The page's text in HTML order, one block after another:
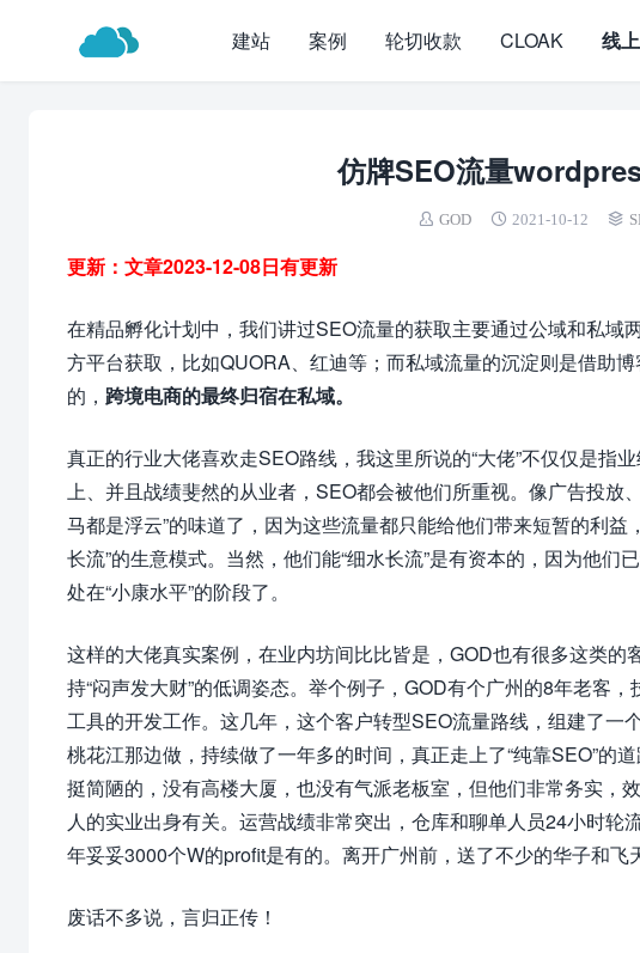
建站 案例 轮切收款 CLOAK 线
仿牌SEO流量
GOD 2021-10-12
更新：文章2023-12-08日有更新
在精品孵化计划中，我们讲过SEO流量的获取主要通过公域和私
方平台获取，比如QUORA、红迪等；而私域流量的沉淀则是借助
的， 跨境电商的最终归宿在私域。
真正的行业大佬喜欢走SEO路线，我这里所说的“大佬”不仅仅是指
上、并且战绩斐然的从业者，SEO都会被他们所重视。像广告投放
马都是浮云”的味道了，因为这些流量都只能给他们带来短暂的利益
长流”的生意模式。当然，他们能“细水长流”是有资本的，因为他们
处在“小康水平”的阶段了。
这样的大佬真实案例，在业内坊间比比皆是，GOD也有很多这类
持“闷声发大财”的低调姿态。举个例子，GOD有个广州的8年老客
工具的开发工作。这几年，这个客户转型SEO流量路线，组建了一
桃花江那边做，持续做了一年多的时间，真正走上了“纯靠SEO”的
挺简陋的，没有高楼大厦，也没有气派老板室，但他们非常务实，
人的实业出身有关。运营战绩非常突出，仓库和聊单人员24小时
年妥妥3000个W的profit是有的。离开广州前，送了不少的华子和飞
废话不多说，言归正传！